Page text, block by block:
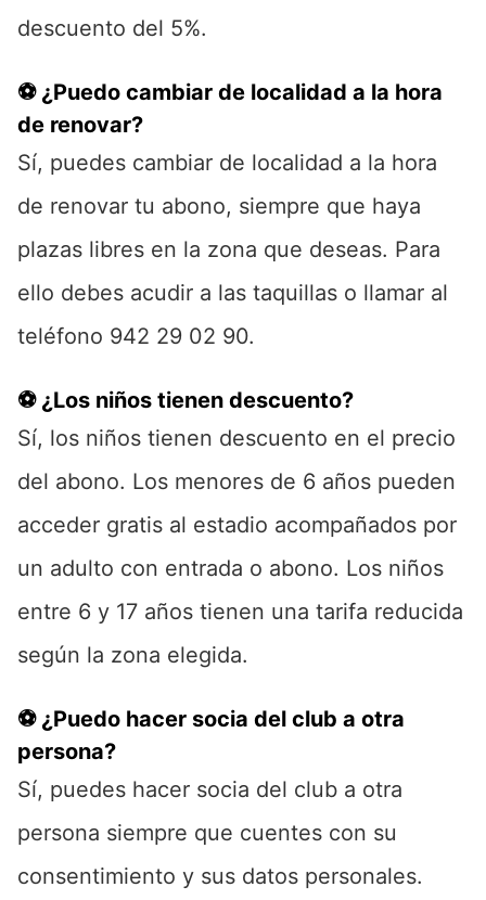
descuento del 5%.
⚽ ¿Puedo cambiar de localidad a la hora
de renovar?
Sí, puedes cambiar de localidad a la hora
de renovar tu abono, siempre que haya
plazas libres en la zona que deseas. Para
ello debes acudir a las taquillas o llamar al
teléfono 942 29 02 90.
⚽ ¿Los niños tienen descuento?
Sí, los niños tienen descuento en el precio
del abono. Los menores de 6 años pueden
acceder gratis al estadio acompañados por
un adulto con entrada o abono. Los niños
entre 6 y 17 años tienen una tarifa reducida
según la zona elegida.
⚽ ¿Puedo hacer socia del club a otra
persona?
Sí, puedes hacer socia del club a otra
persona siempre que cuentes con su
consentimiento y sus datos personales.